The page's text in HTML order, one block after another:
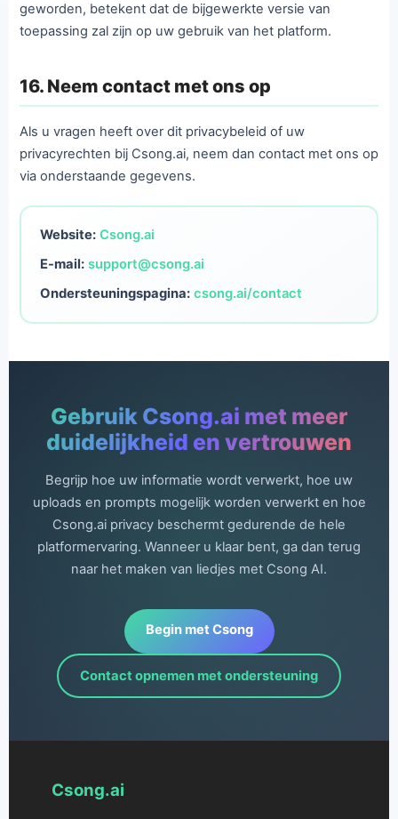
geworden, betekent dat de bijgewerkte versie van
toepassing zal zijn op uw gebruik van het platform.
16. Neem contact met ons op
Als u vragen heeft over dit privacybeleid of uw
privacyrechten bij Csong.ai, neem dan contact met ons op
via onderstaande gegevens.
Website: Csong.ai
E-mail: support@csong.ai
Ondersteuningspagina: csong.ai/contact
Gebruik Csong.ai met meer
duidelijkheid en vertrouwen
Begrijp hoe uw informatie wordt verwerkt, hoe uw
uploads en prompts mogelijk worden verwerkt en hoe
Csong.ai privacy beschermt gedurende de hele
platformervaring. Wanneer u klaar bent, ga dan terug
naar het maken van liedjes met Csong AI.
Begin met Csong
Contact opnemen met ondersteuning
Csong.ai